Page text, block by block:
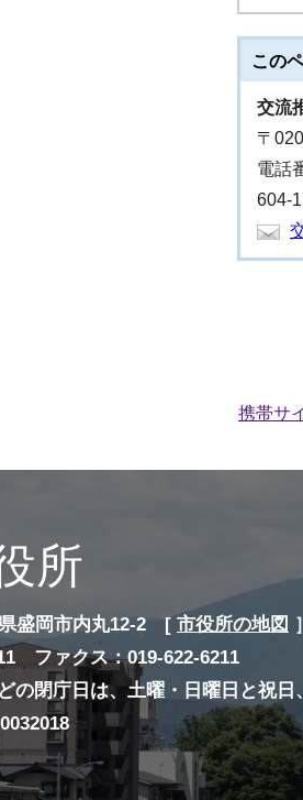
この
交流
〒
電話
604-
携帯サ
所
盛岡市内丸12-2 [ 市役所の地図 ］
ファクス：019-622-6211
の閉庁日は、土曜・日曜日と祝日